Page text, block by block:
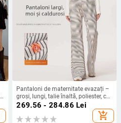
Pantaloni de maternitate evazați –
groși, lungi, talie înaltă, poliester, cu
dungi
269.56 - 284.86 Lei
add_shopping_cart